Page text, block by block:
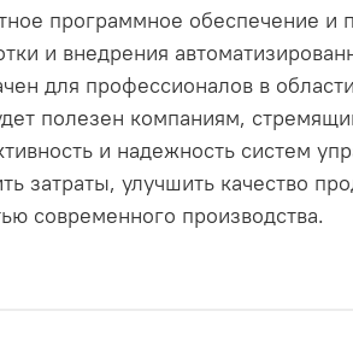
программное обеспечение
и внедрения
для профессионалов в
полезен компаниям,
и надежность систем
затраты, улучшить качество
современного производства.